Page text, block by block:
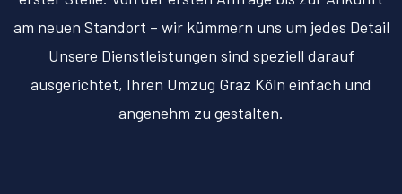
am neuen Standort – wir kümmern uns um jedes Detail
Unsere Dienstleistungen sind speziell darauf
ausgerichtet, Ihren Umzug Graz Köln einfach und
angenehm zu gestalten.